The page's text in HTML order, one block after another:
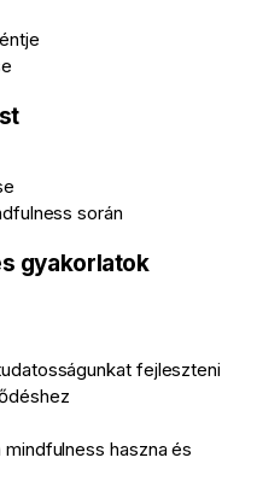
során
gyakorlatok
fejleszteni
haszna és